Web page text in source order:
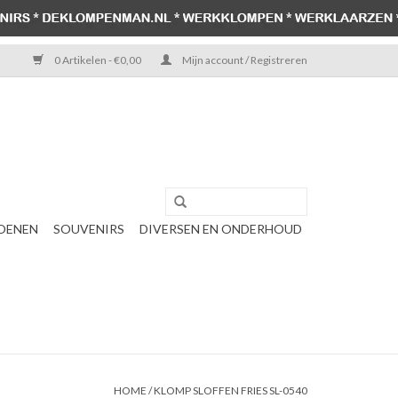
0 Artikelen - €0,00 Mijn account / Registreren
SOUVENIRS DIVERSEN EN ONDERHOUD
HOME /KLOMP SLOFFEN FRIES SL-0540